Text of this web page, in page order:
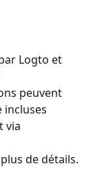
Logto et
peuvent
via
de détails.